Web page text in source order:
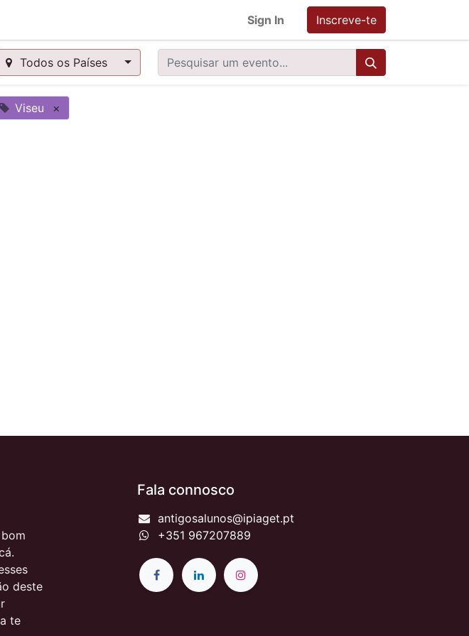
Sign In Inscreve-te
Todos os Países
Viseu ×
deste
te
Fala connosco
antigosalunos@ipiaget.pt
+351 967207889